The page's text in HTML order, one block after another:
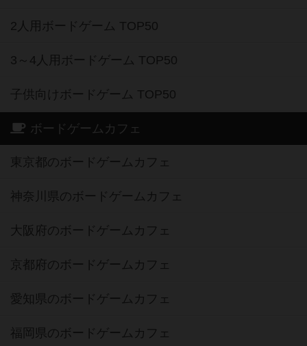
2人用ボードゲーム TOP50
3～4人用ボードゲーム TOP50
子供向けボードゲーム TOP50
ボードゲームカフェ
東京都のボードゲームカフェ
神奈川県のボードゲームカフェ
大阪府のボードゲームカフェ
京都府のボードゲームカフェ
愛知県のボードゲームカフェ
福岡県のボードゲームカフェ